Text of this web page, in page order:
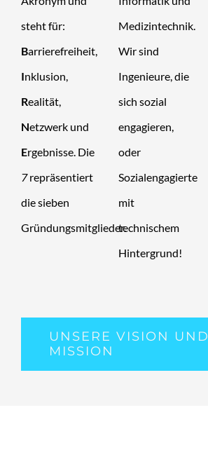
steht für:
Barrierefreiheit,
Inklusion,
Realität,
Netzwerk und
Ergebnisse. Die
7repräsentiert
die sieben
Gründungsmitglieder.
Medizintechnik.
Wir sind
Ingenieure, die
sich sozial
engagieren,
oder
Sozialengagierte
mit
technischem
Hintergrund!
UNSERE VISION UND
MISSION